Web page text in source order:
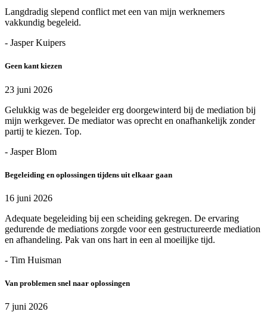
Langdradig slepend conflict met een van mijn werknemers
vakkundig begeleid.
- Jasper Kuipers
Geen kant kiezen
23 juni 2026
Gelukkig was de begeleider erg doorgewinterd bij de mediation bij
mijn werkgever. De mediator was oprecht en onafhankelijk zonder
partij te kiezen. Top.
- Jasper Blom
Begeleiding en oplossingen tijdens uit elkaar gaan
16 juni 2026
Adequate begeleiding bij een scheiding gekregen. De ervaring
gedurende de mediations zorgde voor een gestructureerde mediation
en afhandeling. Pak van ons hart in een al moeilijke tijd.
- Tim Huisman
Van problemen snel naar oplossingen
7 juni 2026